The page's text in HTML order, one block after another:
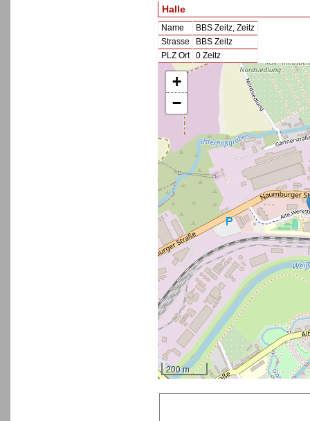
Halle
Name
BBS Zeitz, Zeitz
Strasse
BBS Zeitz
PLZ Ort
0 Zeitz
+
−
200 m